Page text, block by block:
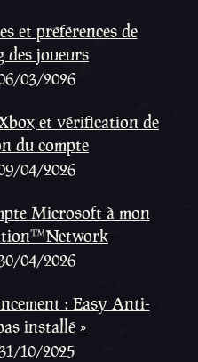
et préférences de
des joueurs
03/2026
et vérification de
du compte
04/2026
Microsoft à mon
04/2026
: Easy Anti-
installé »
10/2025